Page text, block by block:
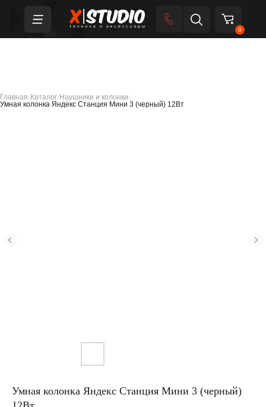
0
Главная› Каталог› Наушники и колонки›
Умная колонка Яндекс Станция Мини 3 (черный) 12Вт
Умная колонка Яндекс Станция Мини 3 (черный)